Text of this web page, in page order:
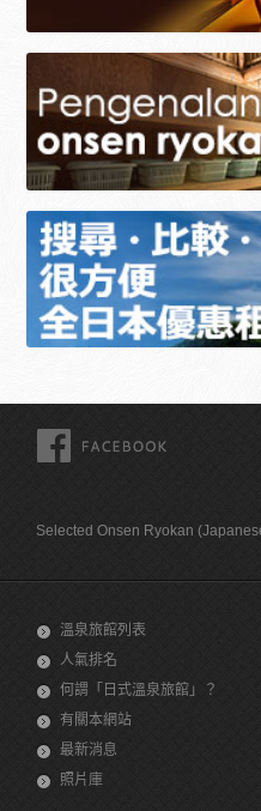
Selected Onsen Ryokan
溫泉旅館列表
人氣排名
何謂「日式溫泉旅館」？
有關本網站
最新消息
照片庫